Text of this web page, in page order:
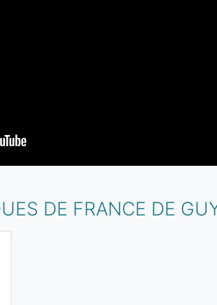
DE FRANCE DE